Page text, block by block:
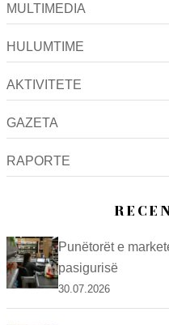
MULTIMEDIA
HULUMTIME
AKTIVITETE
GAZETA
RAPORTE
Punëtorët e
pasigurisë
30.07.2026